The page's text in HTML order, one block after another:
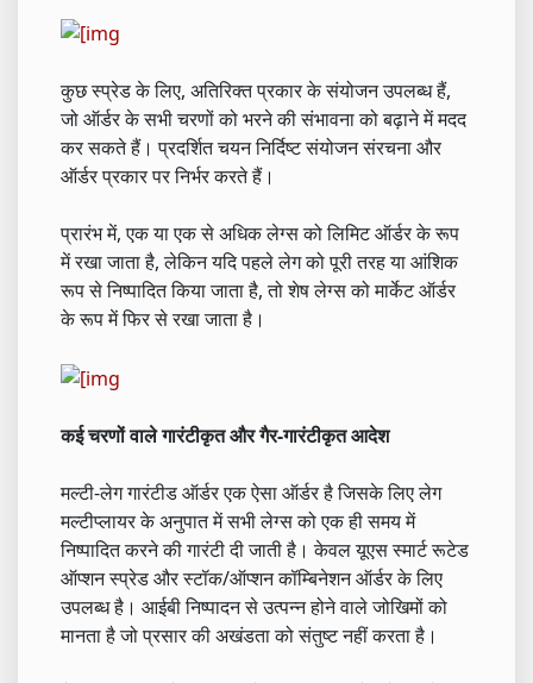
कुछ स्प्रेड के लिए, अतिरिक्त प्रकार के संयोजन उपलब्ध हैं,
जो ऑर्डर के सभी चरणों को भरने की संभावना को बढ़ाने में मदद
कर सकते हैं। प्रदर्शित चयन निर्दिष्ट संयोजन संरचना और
ऑर्डर प्रकार पर निर्भर करते हैं।
प्रारंभ में, एक या एक से अधिक लेग्स को लिमिट ऑर्डर के रूप
में रखा जाता है, लेकिन यदि पहले लेग को पूरी तरह या आंशिक
रूप से निष्पादित किया जाता है, तो शेष लेग्स को मार्केट ऑर्डर
के रूप में फिर से रखा जाता है।
कई चरणों वाले गारंटीकृत और गैर-गारंटीकृत आदेश
मल्टी-लेग गारंटीड ऑर्डर एक ऐसा ऑर्डर है जिसके लिए लेग
मल्टीप्लायर के अनुपात में सभी लेग्स को एक ही समय में
निष्पादित करने की गारंटी दी जाती है। केवल यूएस स्मार्ट रूटेड
ऑप्शन स्प्रेड और स्टॉक/ऑप्शन कॉम्बिनेशन ऑर्डर के लिए
उपलब्ध है। आईबी निष्पादन से उत्पन्न होने वाले जोखिमों को
मानता है जो प्रसार की अखंडता को संतुष्ट नहीं करता है।